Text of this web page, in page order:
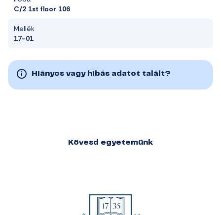
C/2 1st floor 106
Mellék
17-01
Hiányos vagy hibás adatot talált?
Kövesd egyetemünk